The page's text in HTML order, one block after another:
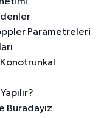
Parametreleri
Buradayız